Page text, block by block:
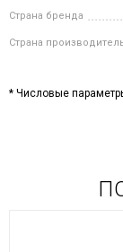
Страна бренда
Страна
* Числовые